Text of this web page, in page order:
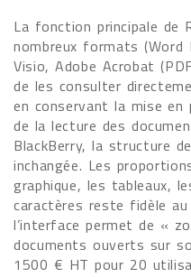
La fonction principale de
nombreux formats (Word
Visio, Adobe Acrobat
de les consulter
en conservant la mise
de la lecture des
BlackBerry, la structure
inchangée. Les
graphique, les tableaux,
caractères reste fidèle
l’interface permet de «
documents ouverts sur
1500 € HT pour 20